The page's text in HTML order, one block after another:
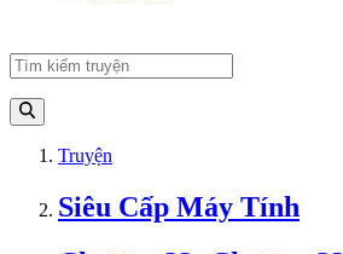
Truyện
Siêu Cấp Máy Tính